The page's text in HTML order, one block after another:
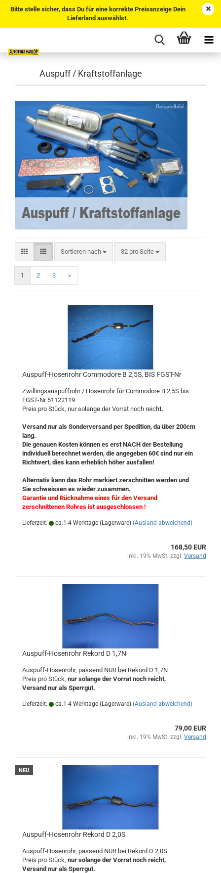
Bitte stelle sicher, dass Du für eine korrekte Preisanzeige Dein
Lieferland auswählst.
Auspuff / Kraftstoffanlage
Sortieren nach
Sortieren nach 32 pro Seite
pro Seite
1 2 3 »
Auspuff-Hosenrohr Commodore B 2,5S, BIS FGST-Nr
Zwillingsauspuffrohr / Hosenrohr für Commodore B 2,5S bis
FGST-Nr 51122119.
Preis pro Stück, nur solange der Vorrat noch reicht.
Versand nur als Sonderversand per Spedition, da über 200cm
lang.
Die genauen Kosten können es erst NACH der Bestellung
individuell berechnet werden, die angegeben 60€ sind nur ein
Richtwert, dies kann erheblich höher ausfallen!
Alternativ kann das Rohr markiert zerschnitten werden und
Sie schweissen es wieder zusammen.
Garantie und Rücknahme eines für den Versand
zerschnittenen Rohres ist ausgeschlossen !
Lieferzeit: ca.1-4 Werktage (Lagerware) (Ausland abweichend)
168,50 EUR
inkl. 19% MwSt. zzgl. Versand
Auspuff-Hosenrohr Rekord D 1,7N
Auspuff-Hosenrohr, passend NUR bei Rekord D 1,7N
Preis pro Stück, nur solange der Vorrat noch reicht,
Versand nur als Sperrgut.
Lieferzeit: ca.1-4 Werktage (Lagerware) (Ausland abweichend)
79,00 EUR
inkl. 19% MwSt. zzgl. Versand
NEU
Auspuff-Hosenrohr Rekord D 2,0S
Auspuff-Hosenrohr, passend NUR bei Rekord D 2,0S.
Preis pro Stück, nur solange der Vorrat noch reicht,
Versand nur als Sperrgut.